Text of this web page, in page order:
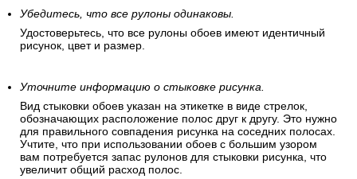
Убедитесь, что все рулоны одинаковы.
Удостоверьтесь, что все рулоны обоев имеют идентичный
рисунок, цвет и размер.
Уточните информацию о стыковке рисунка.
Вид стыковки обоев указан на этикетке в виде стрелок,
обозначающих расположение полос друг к другу. Это нужно
для правильного совпадения рисунка на соседних полосах.
Учтите, что при использовании обоев с большим узором
вам потребуется запас рулонов для стыковки рисунка, что
увеличит общий расход полос.